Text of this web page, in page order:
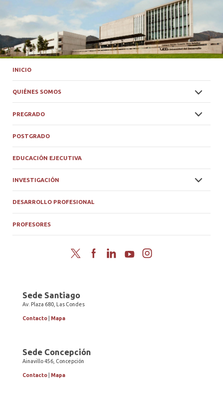
INICIO
QUIÉNES SOMOS
PREGRADO
POSTGRADO
EDUCACIÓN EJECUTIVA
INVESTIGACIÓN
DESARROLLO PROFESIONAL
PROFESORES
Twitter FacebookLinkedInYouTubeInstagram
Sede Santiago
Av. Plaza 680, Las Condes
Contacto Mapa
Sede Concepción
Ainavillo 456, Concepción
Contacto Mapa